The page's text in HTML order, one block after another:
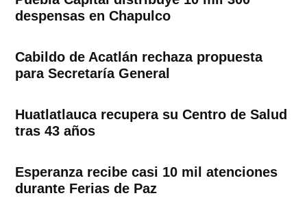
despensas en Chapulco
Cabildo de Acatlán rechaza propuesta
para Secretaría General
Huatlatlauca recupera su Centro de Salud
tras 43 años
Esperanza recibe casi 10 mil atenciones
durante Ferias de Paz